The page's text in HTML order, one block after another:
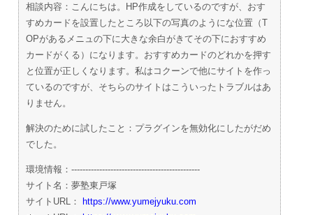
相談内容：こんにちは。HP作成をしているのですが、おす
すめカードを設置したところ以下の写真のようにな位置（T
OPがあるメニュの下に大きな余白がきてその下におすすめ
カードがくる）になります。おすすめカードのどれかを押す
と位置が正しくなります。私はコクーンで他にサイトを作っ
ているのですが、そちらのサイトはこういったトラブルはあ
りません。
解決のために試したこと：プラグインを無効化にしたがだめ
でした。
環境情報：----------------------------------------------
サイト名：夢塾東戸塚
サイトURL： https://www.yumejyuku.com